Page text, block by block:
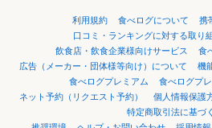
利用規約 食べログについて
携
口コミ・ランキングに対する取り
飲食店・飲食企業様向けサービス
食
広告（メーカー・団体様等向け）について
機
食べログプレミアム
食べログプ
ネット予約（リクエスト予約）
個人情報保護
特定商取引法に基づ